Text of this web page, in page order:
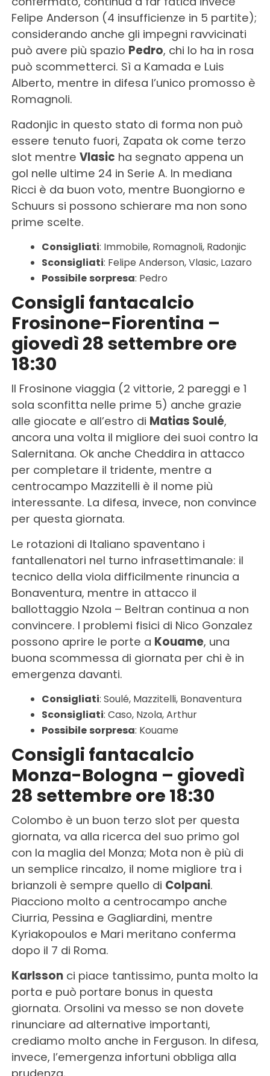
Felipe Anderson (4 insufficienze in 5 partite);
considerando anche gli impegni ravvicinati
può avere più spazio Pedro, chi lo ha in rosa
può scommetterci. Sì a Kamada e Luis
Alberto, mentre in difesa l’unico promosso è
Romagnoli.
Radonjic in questo stato di forma non può
essere tenuto fuori, Zapata ok come terzo
slot mentre Vlasic ha segnato appena un
gol nelle ultime 24 in Serie A. In mediana
Ricci è da buon voto, mentre Buongiorno e
Schuurs si possono schierare ma non sono
prime scelte.
Consigliati: Immobile, Romagnoli, Radonjic
Sconsigliati: Felipe Anderson, Vlasic, Lazaro
Possibile sorpresa: Pedro
Consigli fantacalcio
Frosinone-Fiorentina –
giovedì 28 settembre ore
18:30
Il Frosinone viaggia (2 vittorie, 2 pareggi e 1
sola sconfitta nelle prime 5) anche grazie
alle giocate e all’estro di Matias Soulé,
ancora una volta il migliore dei suoi contro la
Salernitana. Ok anche Cheddira in attacco
per completare il tridente, mentre a
centrocampo Mazzitelli è il nome più
interessante. La difesa, invece, non convince
per questa giornata.
Le rotazioni di Italiano spaventano i
fantallenatori nel turno infrasettimanale: il
tecnico della viola difficilmente rinuncia a
Bonaventura, mentre in attacco il
ballottaggio Nzola – Beltran continua a non
convincere. I problemi fisici di Nico Gonzalez
possono aprire le porte a Kouame, una
buona scommessa di giornata per chi è in
emergenza davanti.
Consigliati: Soulé, Mazzitelli, Bonaventura
Sconsigliati: Caso, Nzola, Arthur
Possibile sorpresa: Kouame
Consigli fantacalcio
Monza-Bologna – giovedì
28 settembre ore 18:30
Colombo è un buon terzo slot per questa
giornata, va alla ricerca del suo primo gol
con la maglia del Monza; Mota non è più di
un semplice rincalzo, il nome migliore tra i
brianzoli è sempre quello di Colpani.
Piacciono molto a centrocampo anche
Ciurria, Pessina e Gagliardini, mentre
Kyriakopoulos e Mari meritano conferma
dopo il 7 di Roma.
Karlssonci piace tantissimo, punta molto la
porta e può portare bonus in questa
giornata. Orsolini va messo se non dovete
rinunciare ad alternative importanti,
crediamo molto anche in Ferguson. In difesa,
invece, l’emergenza infortuni obbliga alla